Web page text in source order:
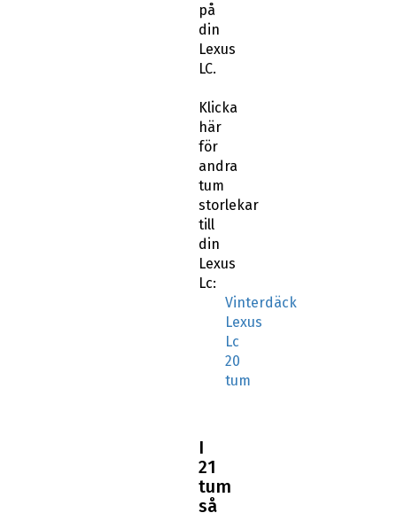
på
din
Lexus
LC.
Klicka
här
för
andra
tum
storlekar
till
din
Lexus
Lc:
Vinterdäck
Lexus
Lc
20
tum
I
21
tum
så